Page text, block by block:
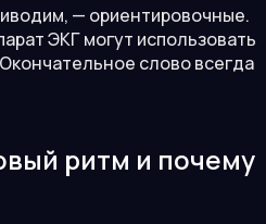
— ориентировочные.
ЭКГ могут использовать
слово всегда
ритм и почему